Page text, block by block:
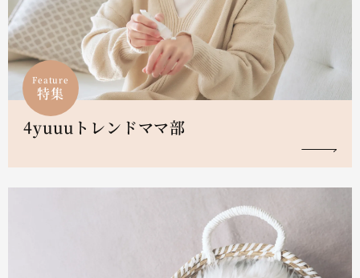
Feature
特集
4yuuuトレンドママ部